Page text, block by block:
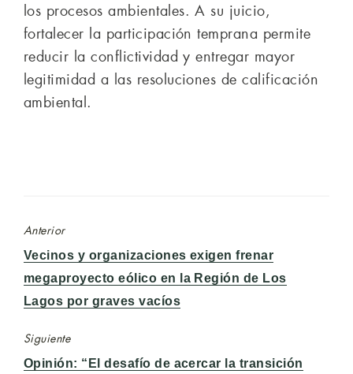
los procesos ambientales. A su juicio,
fortalecer la participación temprana permite
reducir la conflictividad y entregar mayor
legitimidad a las resoluciones de calificación
ambiental.
Anterior
Entrada
anterior:
Vecinos y organizaciones exigen frenar
megaproyecto eólico en la Región de Los
Lagos por graves vacíos
Siguiente
Entrada
Opinión: “El desafío de acercar la transición